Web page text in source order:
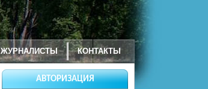
ЖУРНАЛИСТЫ КОНТАКТЫ
АВТОРИЗАЦИЯ